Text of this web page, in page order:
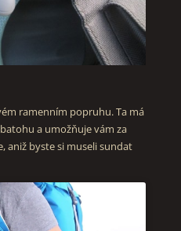
ramenním popruhu. Ta má
a umožňuje vám za
aniž byste si museli sundat